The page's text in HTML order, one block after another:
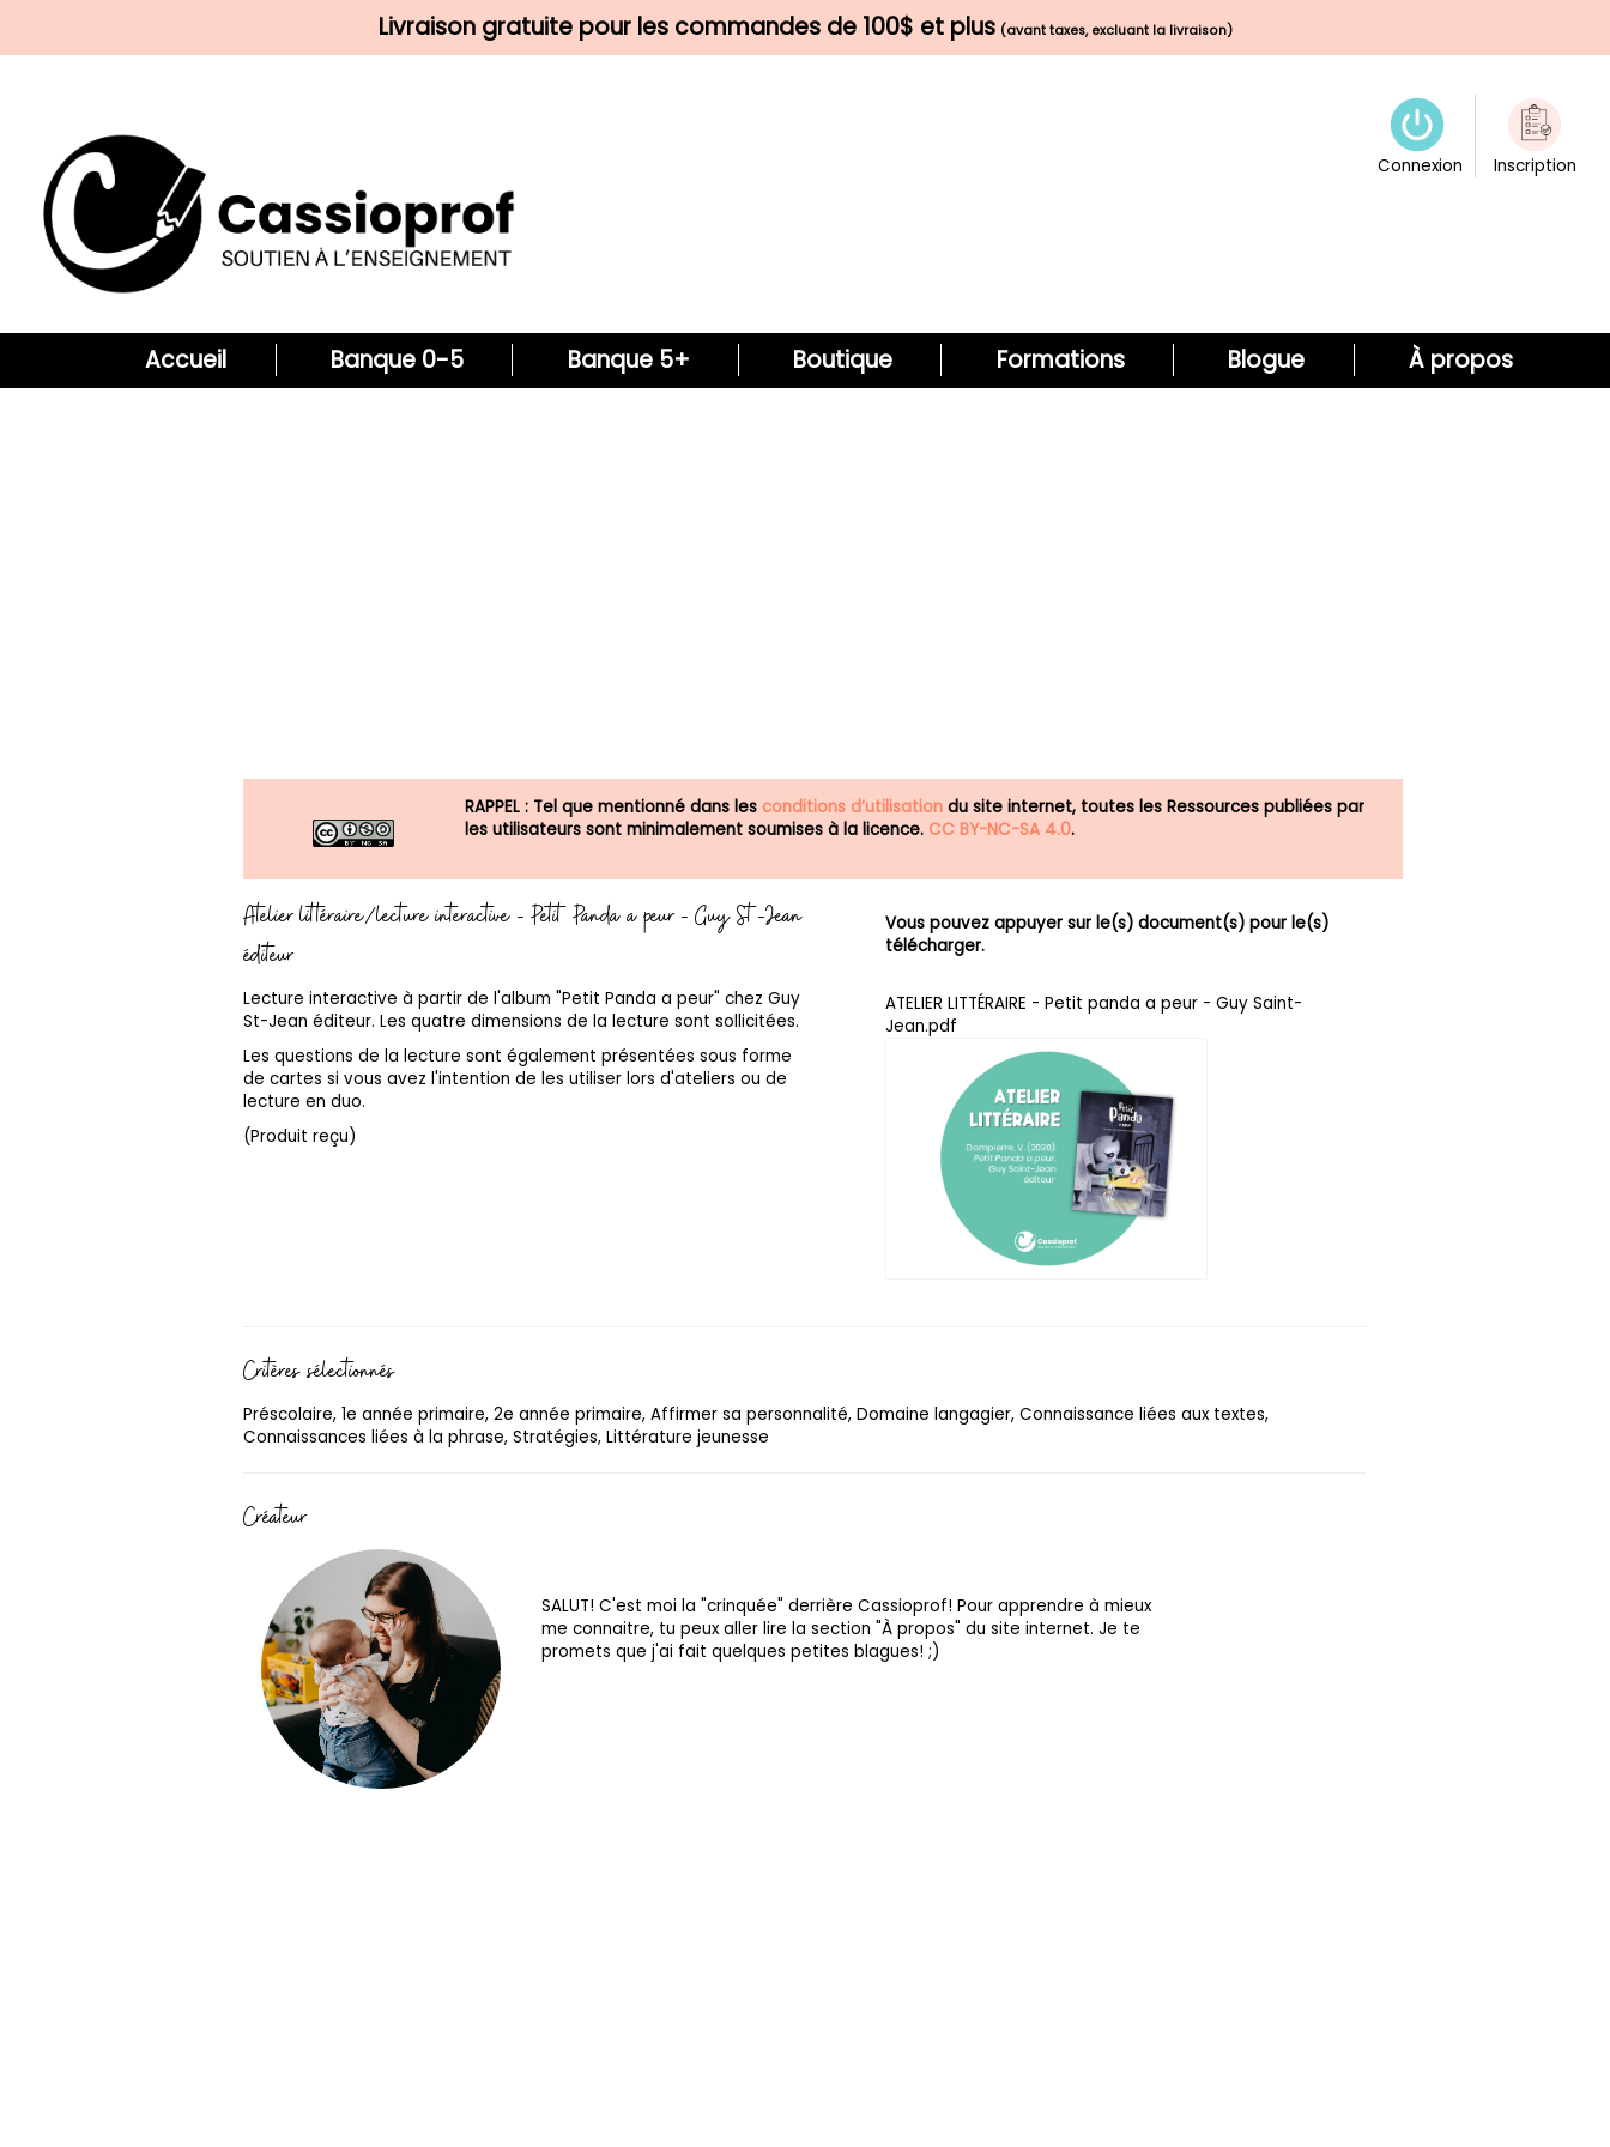
Livraison gratuite pour les commandes de 100$ et plus (avant taxes, excluant la livraison)
Connexion Inscription
Accueil Banque 0-5 Banque 5+ Boutique Formations Blogue À propos
RAPPEL : Tel que mentionné dans les conditions d’utilisation du site internet, toutes les Ressources publiées par
les utilisateurs sont minimalement soumises à la licence. CC BY-NC-SA 4.0.
Atelier littéraire/lecture interactive - Petit Panda a peur - Guy St-Jean
éditeur
Lecture interactive à partir de l'album "Petit Panda a peur" chez Guy
St-Jean éditeur. Les quatre dimensions de la lecture sont sollicitées.
Les questions de la lecture sont également présentées sous forme
de cartes si vous avez l'intention de les utiliser lors d'ateliers ou de
lecture en duo.
(Produit reçu)
Vous pouvez appuyer sur le(s) document(s) pour le(s)
télécharger.
ATELIER LITTÉRAIRE - Petit panda a peur - Guy Saint-
Jean.pdf
Critères sélectionnés
Préscolaire, 1e année primaire, 2e année primaire, Affirmer sa personnalité, Domaine langagier, Connaissance liées aux textes,
Connaissances liées à la phrase, Stratégies, Littérature jeunesse
Créateur
SALUT! C'est moi la "crinquée" derrière Cassioprof! Pour apprendre à mieux
me connaitre, tu peux aller lire la section "À propos" du site internet. Je te
promets que j'ai fait quelques petites blagues! ;)